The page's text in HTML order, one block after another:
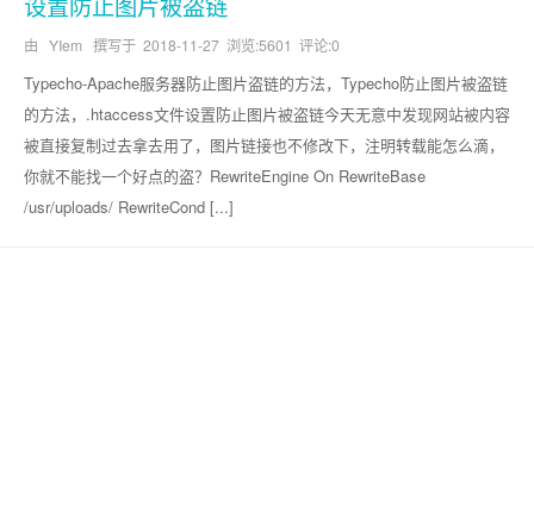
由 YIem 撰写于 2018-11-27 浏览:5601 评论:0
Typecho-Apache服务器防止图片盗链的方法，Typecho防止图片被盗链
的方法，.htaccess文件设置防止图片被盗链今天无意中发现网站被内容
被直接复制过去拿去用了，图片链接也不修改下，注明转载能怎么滴，
你就不能找一个好点的盗？RewriteEngine On RewriteBase
/usr/uploads/ RewriteCond [...]